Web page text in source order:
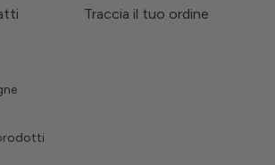
Traccia il tuo ordine